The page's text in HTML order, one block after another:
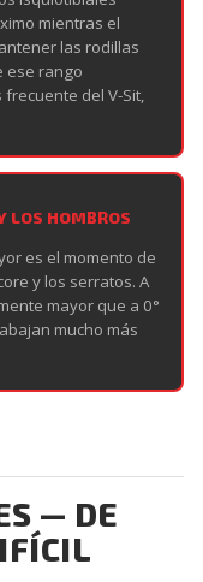
mientras el
las rodillas
ese rango
del V-Sit,
LOS HOMBROS
es el momento de
y los serratos. A
mayor que a 0°
mucho más
— DE